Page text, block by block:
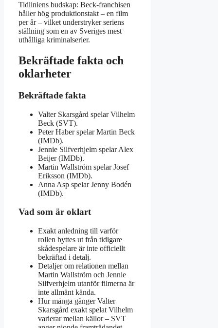
Tidliniens budskap: Beck-franchisen
håller hög produktionstakt – en film
per år – vilket understryker seriens
ställning som en av Sveriges mest
uthålliga kriminalserier.
Bekräftade fakta och
oklarheter
Bekräftade fakta
Valter Skarsgård spelar Vilhelm
Beck (SVT).
Peter Haber spelar Martin Beck
(IMDb).
Jennie Silfverhjelm spelar Alex
Beijer (IMDb).
Martin Wallström spelar Josef
Eriksson (IMDb).
Anna Asp spelar Jenny Bodén
(IMDb).
Vad som är oklart
Exakt anledning till varför
rollen byttes ut från tidigare
skådespelare är inte officiellt
bekräftad i detalj.
Detaljer om relationen mellan
Martin Wallström och Jennie
Silfverhjelm utanför filmerna är
inte allmänt kända.
Hur många gånger Valter
Skarsgård exakt spelat Vilhelm
varierar mellan källor – SVT